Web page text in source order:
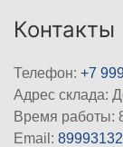
Контакты
Телефон: +7
Адрес склада:
Время работы:
Email: